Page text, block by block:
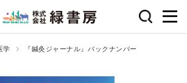
詳細検索
学 『鍼灸ジャーナル』バックナンバー